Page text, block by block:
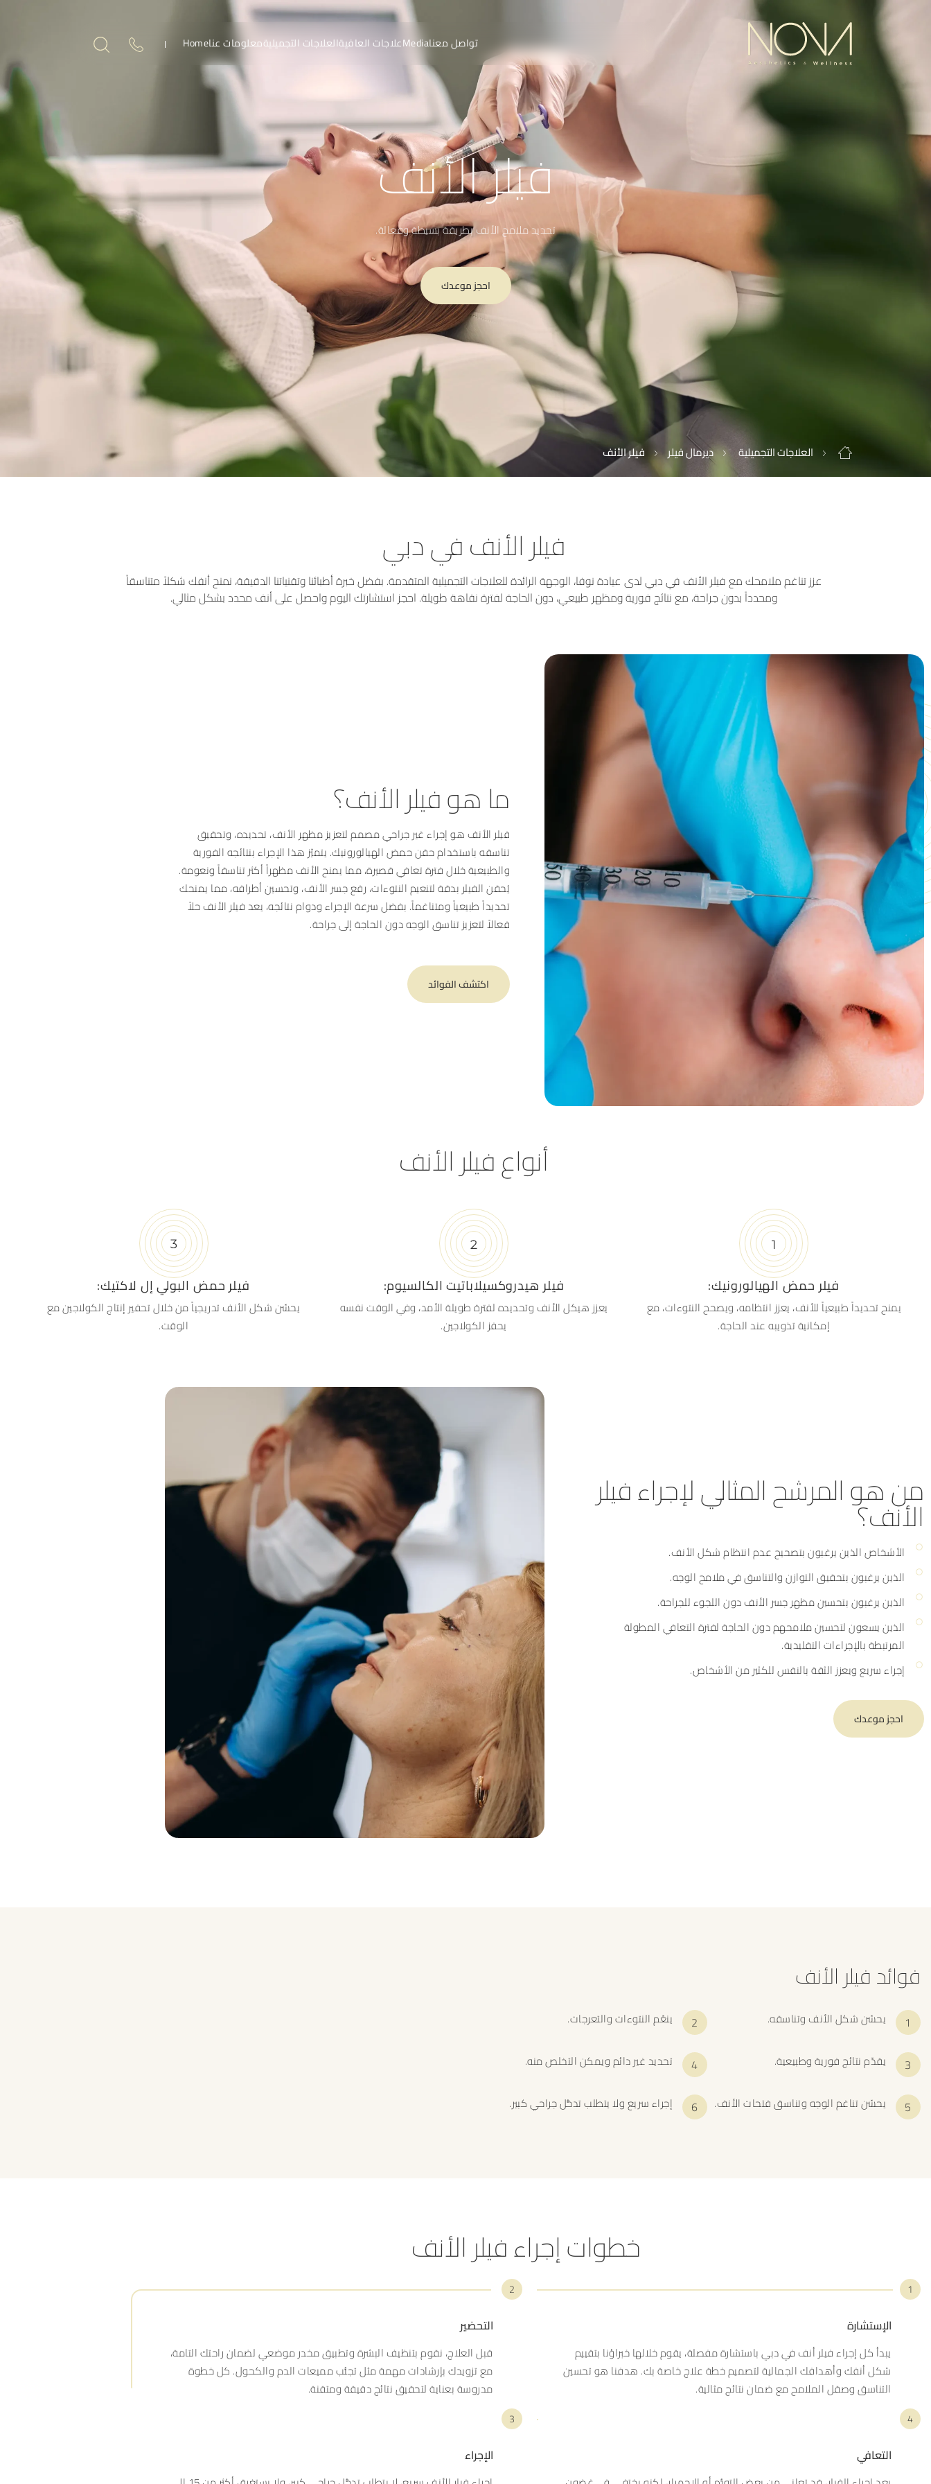
Homeمعلومات عناالعلاجات التجميليةعلاجات العافيةMediaتواصل معنا
فيلر الأنف
تحديد ملامح الأنف بطريقة بسيطة وفعالة.
احجز موعدك
العلاجات التجميلية ديرمال فيلر فيلر الأنف
فيلر الأنف في دبي
عزز تناغم ملامحك مع فيلر الأنف في دبي لدى عيادة نوفا، الوجهة الرائدة للعلاجات التجميلية المتقدمة. بفضل خبرة أطبائنا وتقنياتنا الدقيقة، نمنح أنفك شكلاً متناسقاً
ومحدداً بدون جراحة، مع نتائج فورية ومظهر طبيعي، دون الحاجة لفترة نقاهة طويلة. احجز استشارتك اليوم واحصل على أنف محدد بشكل مثالي.
ما هو فيلر الأنف؟
فيلر الأنف هو إجراء غير جراحي مصمم لتعزيز مظهر الأنف، تحديده، وتحقيق
تناسقه باستخدام حقن حمض الهيالورونيك. يتميّز هذا الإجراء بنتائجه الفورية
والطبيعية خلال فترة تعافي قصيرة، مما يمنح الأنف مظهراً أكثر تناسقاً ونعومة.
يُحقن الفيلر بدقة لتنعيم النتوءات، رفع جسر الأنف، وتحسين أطرافه، مما يمنحك
تحديداً طبيعياً ومتناغماً. بفضل سرعة الإجراء ودوام نتائجه، يعد فيلر الأنف حلاً
فعالاً لتعزيز تناسق الوجه دون الحاجة إلى جراحة.
اكتشف الفوائد
أنواع فيلر الأنف
فيلر حمض الهيالورونيك:
يمنح تحديداً طبيعياً للأنف، يعزز انتظامه، ويصحح النتوءات، مع
إمكانية تذويبه عند الحاجة.
فيلر هيدروكسيلاباتيت الكالسيوم:
يعزز هيكل الأنف وتحديده لفترة طويلة الأمد، وفي الوقت نفسه
يحفز الكولاجين.
فيلر حمض البولي إل لاكتيك:
يحسّن شكل الأنف تدريجياً من خلال تحفير إنتاج الكولاجين مع
الوقت.
من هو المرشح المثالي لإجراء فيلر
الأنف؟
الأشخاص الذين يرغبون بتصحيح عدم انتظام شكل الأنف.
الذين يرغبون بتحقيق التوازن والتناسق في ملامح الوجه.
الذين يرغبون بتحسين مظهر جسر الأنف دون اللجوء للجراحة.
الذين يسعون لتحسين ملامحهم دون الحاجة لفترة التعافي المطولة
المرتبطة بالإجراءات التقليدية.
إجراء سريع ويعزز الثقة بالنفس للكثير من الأشخاص.
احجز موعدك
فوائد فيلر الأنف
يحسّن شكل الأنف وتناسقه. ينعّم النتوءات والتعرجات.
يقدّم نتائج فورية وطبيعية. تحديد غير دائم ويمكن التخلص منه.
يحسّن تناغم الوجه وتناسق فتحات الأنف. إجراء سريع ولا يتطلب تدخُّل جراحي كبير.
خطوات إجراء فيلر الأنف
1
الإستشارة
يبدأ كل إجراء فيلر أنف في دبي باستشارة مفصلة، يقوم خلالها خبراؤنا بتقييم
شكل أنفك وأهدافك الجمالية لتصميم خطة علاج خاصة بك. هدفنا هو تحسين
التناسق وصقل الملامح مع ضمان نتائج مثالية.
2
التحضير
قبل العلاج، نقوم بتنظيف البشرة وتطبيق مخدر موضعي لضمان راحتك التامة،
مع تزويدك بإرشادات مهمة مثل تجنُّب مميعات الدم والكحول. كل خطوة
مدروسة بعناية لتحقيق نتائج دقيقة ومتقنة.
4
التعافي
3
الإجراء